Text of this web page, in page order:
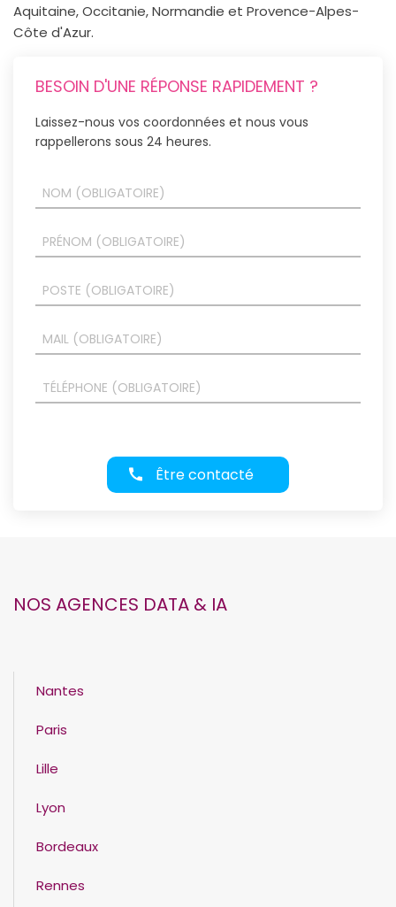
Aquitaine, Occitanie, Normandie et Provence-Alpes-
Côte d'Azur.
BESOIN D'UNE RÉPONSE RAPIDEMENT ?
Laissez-nous vos coordonnées et nous vous
rappellerons sous 24 heures.
Être contacté
NOS AGENCES DATA & IA
Nantes
Paris
Lille
Lyon
Bordeaux
Rennes